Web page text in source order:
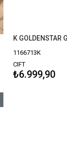
1166713K
CIFT
₺6.999,90